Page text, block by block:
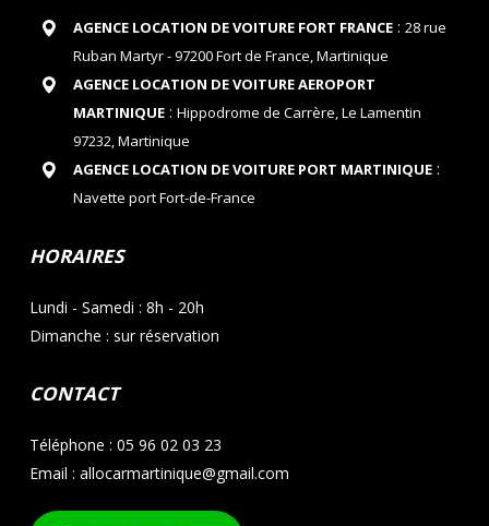
AGENCE LOCATION DE VOITURE FORT FRANCE: 28 rue
Ruban Martyr - 97200 Fort de France, Martinique
AGENCE LOCATION DE VOITURE AEROPORT
MARTINIQUE: Hippodrome de Carrère, Le Lamentin
97232, Martinique
AGENCE LOCATION DE VOITURE PORT MARTINIQUE:
Navette port Fort-de-France
HORAIRES
Lundi - Samedi : 8h - 20h
Dimanche : sur réservation
CONTACT
Téléphone : 05 96 02 03 23
Email : allocarmartinique@gmail.com